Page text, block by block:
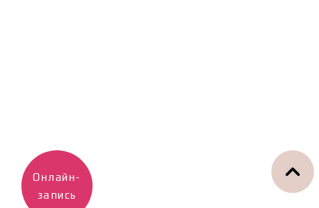
Онлайн-
запись